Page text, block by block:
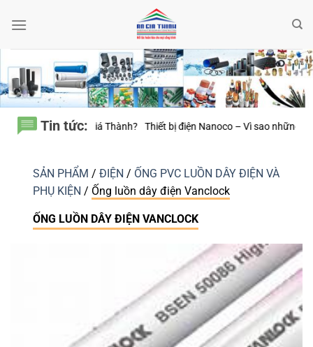
qua
Tin tức:
Thành? Thiết bị điện Nanoco – Vì sao những công trình bền vững
SẢN PHẨM / ĐIỆN / ỐNG PVC LUỒN DÂY ĐIỆN VÀ
PHỤ KIỆN / Ống luồn dây điện Vanclock
ỐNG LUỒN DÂY ĐIỆN VANCLOCK